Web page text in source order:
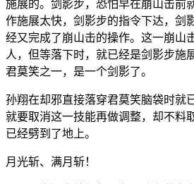
施展的。剑影步，恐怕早在崩山击前
作施展太快，剑影步的指令下达，剑
经又完成了崩山击的操作。这一崩山
人，但等落下时，就已经是剑影步施
君莫笑之一，是一个剑影了。
孙翔在却邪直接落穿君莫笑脑袋时就
就要取消这一技能再做调整，却不料
已经劈到了地上。
月光斩、满月斩！